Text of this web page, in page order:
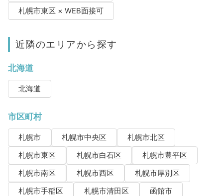
札幌市東区 × WEB面接可
近隣のエリアから探す
北海道
北海道
市区町村
札幌市 札幌市中央区
札幌市北区
札幌市東区
札幌市白石区
札幌市豊平区
札幌市南区
札幌市西区
札幌市厚別区
札幌市手稲区
札幌市清田区 函館市